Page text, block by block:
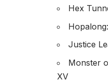
Hex
Justice
Monster
XV